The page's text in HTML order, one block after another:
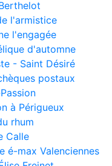
l'armistice
l'engagée
d'automne
- Saint Désiré
postaux
à Périgueux
rhum
Calle
é-max Valenciennes